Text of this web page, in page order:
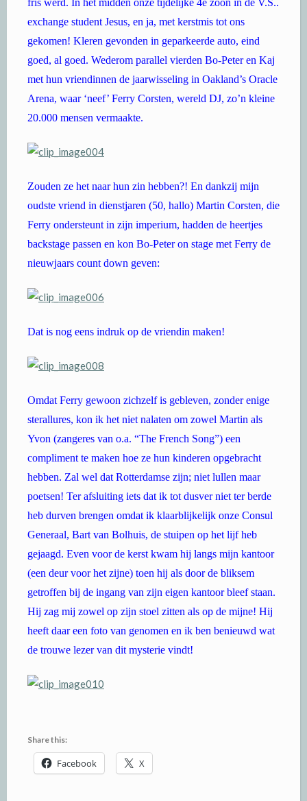
exchange student Jesus, en ja, met kerstmis tot ons
gekomen! Kleren gevonden in geparkeerde auto, eind
goed, al goed. Wederom parallel vierden Bo-Peter en Kaj
met hun vriendinnen de jaarwisseling in Oakland’s Oracle
Arena, waar ‘neef’ Ferry Corsten, wereld DJ, zo’n kleine
20.000 mensen vermaakte.
Zouden ze het naar hun zin hebben?! En dankzij mijn
oudste vriend in dienstjaren (50, hallo) Martin Corsten, die
Ferry ondersteunt in zijn imperium, hadden de heertjes
backstage passen en kon Bo-Peter on stage met Ferry de
nieuwjaars count down geven:
Dat is nog eens indruk op de vriendin maken!
Omdat Ferry gewoon zichzelf is gebleven, zonder enige
sterallures, kon ik het niet nalaten om zowel Martin als
Yvon (zangeres van o.a. “The French Song”) een
compliment te maken hoe ze hun kinderen opgebracht
hebben. Zal wel dat Rotterdamse zijn; niet lullen maar
poetsen! Ter afsluiting iets dat ik tot dusver niet ter berde
heb durven brengen omdat ik klaarblijkelijk onze Consul
Generaal, Bart van Bolhuis, de stuipen op het lijf heb
gejaagd. Even voor de kerst kwam hij langs mijn kantoor
(een deur voor het zijne) toen hij als door de bliksem
getroffen bij de ingang van zijn eigen kantoor bleef staan.
Hij zag mij zowel op zijn stoel zitten als op de mijne! Hij
heeft daar een foto van genomen en ik ben benieuwd wat
de trouwe lezer van dit mysterie vindt!
Share this:
Facebook X